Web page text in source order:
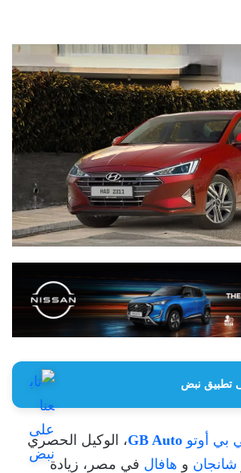
تطبيق نبض
بي أوتو GB Auto، الوكيل الحصري
شانجان و هافال في مصر، زيادة